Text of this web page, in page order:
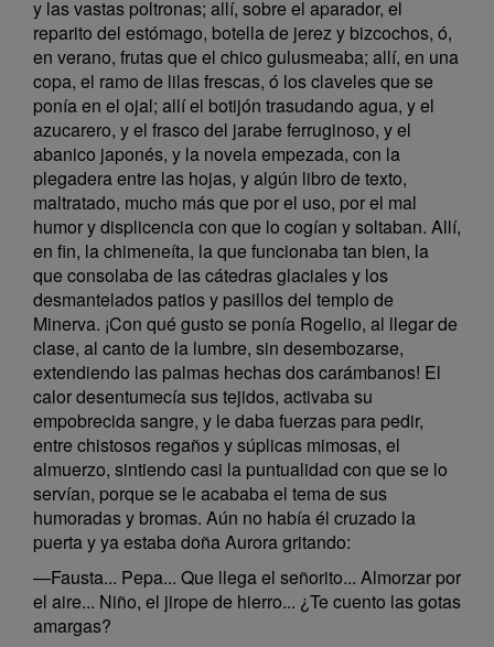
y las vastas poltronas; allí, sobre el aparador, el
reparito del estómago, botella de jerez y bizcochos, ó,
en verano, frutas que el chico gulusmeaba; allí, en una
copa, el ramo de lilas frescas, ó los claveles que se
ponía en el ojal; allí el botijón trasudando agua, y el
azucarero, y el frasco del jarabe ferruginoso, y el
abanico japonés, y la novela empezada, con la
plegadera entre las hojas, y algún libro de texto,
maltratado, mucho más que por el uso, por el mal
humor y displicencia con que lo cogían y soltaban. Allí,
en fin, la chimeneíta, la que funcionaba tan bien, la
que consolaba de las cátedras glaciales y los
desmantelados patios y pasillos del templo de
Minerva. ¡Con qué gusto se ponía Rogelio, al llegar de
clase, al canto de la lumbre, sin desembozarse,
extendiendo las palmas hechas dos carámbanos! El
calor desentumecía sus tejidos, activaba su
empobrecida sangre, y le daba fuerzas para pedir,
entre chistosos regaños y súplicas mimosas, el
almuerzo, sintiendo casi la puntualidad con que se lo
servían, porque se le acababa el tema de sus
humoradas y bromas. Aún no había él cruzado la
puerta y ya estaba doña Aurora gritando:
—Fausta... Pepa... Que llega el señorito... Almorzar por
el aire... Niño, el jirope de hierro... ¿Te cuento las gotas
amargas?